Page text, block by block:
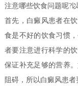
注意哪些饮食问题呢?
首先，白癜风患者在
食是不好的饮食习惯
者要注意进行科学的
保证补充足够的营养
阻碍，所以白癜风患者